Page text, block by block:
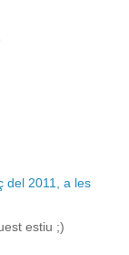
del 2011, a les
estiu ;)